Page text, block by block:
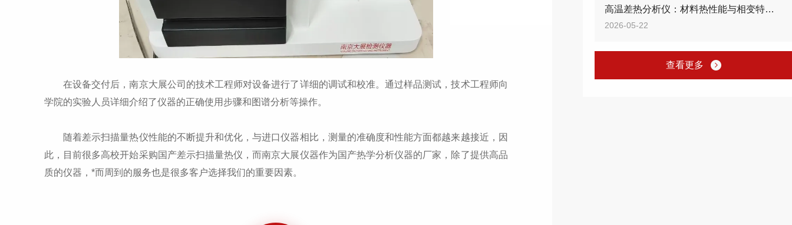
高温差热分析仪：材料热性能与相变特征精准检测设备
2026-05-22
查看更多
在设备交付后，南京大展公司的技术工程师对设备进行了详细的调试和校准。通过样品测试，技术工程师向
学院的实验人员详细介绍了仪器的正确使用步骤和图谱分析等操作。
随着差示扫描量热仪性能的不断提升和优化，与进口仪器相比，测量的准确度和性能方面都越来越接近，因
此，目前很多高校开始采购国产差示扫描量热仪，而南京大展仪器作为国产热学分析仪器的厂家，除了提供高品
质的仪器，*而周到的服务也是很多客户选择我们的重要因素。